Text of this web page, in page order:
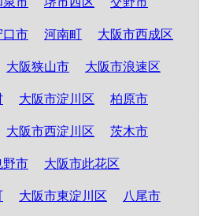
口市 河南町 大阪市西成区
大阪狭山市 大阪市浪速区
大阪市淀川区 柏原市
大阪市西淀川区 茨木市
野市 大阪市此花区
大阪市東淀川区 八尾市